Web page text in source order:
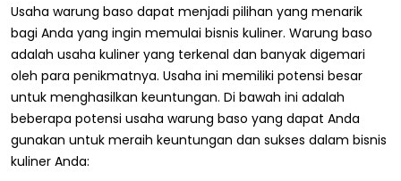
Usaha warung baso dapat menjadi pilihan yang menarik
bagi Anda yang ingin memulai bisnis kuliner. Warung baso
adalah usaha kuliner yang terkenal dan banyak digemari
oleh para penikmatnya. Usaha ini memiliki potensi besar
untuk menghasilkan keuntungan. Di bawah ini adalah
beberapa potensi usaha warung baso yang dapat Anda
gunakan untuk meraih keuntungan dan sukses dalam bisnis
kuliner Anda: